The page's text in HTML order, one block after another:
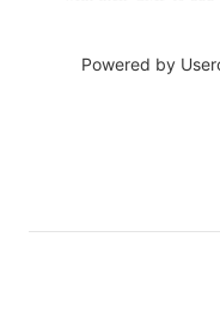
Powered by